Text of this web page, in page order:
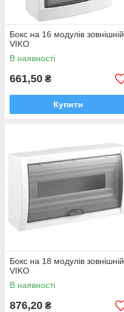
Бокс на 16 модулів зовнішній
VIKO
В наявності
661,50 ₴
Купити
Бокс на 18 модулів зовнішній
VIKO
В наявності
876,20 ₴